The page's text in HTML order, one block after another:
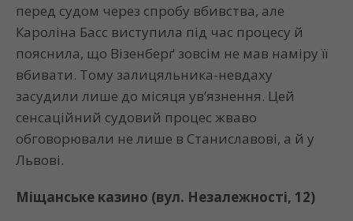
перед судом через спробу вбивства, але
Кароліна Басс виступила під час процесу й
пояснила, що Візенберґ зовсім не мав наміру її
вбивати. Тому залицяльника-невдаху
засудили лише до місяця ув’язнення. Цей
сенсаційний судовий процес жваво
обговорювали не лише в Станиславові, а й у
Львові.
Міщанське казино (вул. Незалежності, 12)